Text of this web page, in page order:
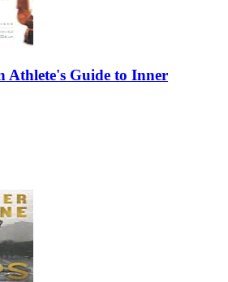
Athlete's Guide to Inner